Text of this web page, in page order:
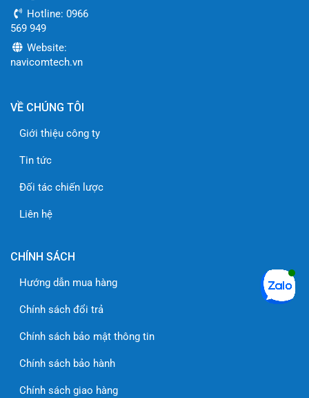
nét, ánh sáng hồng ngoại thông minh, và khả năng tương
thích với nhiều hệ thống giám sát khác nhau chắc chắn sẽ
đáp ứng mọi nhu cầu của bạn.
Hotline: 0966
569 949
Website:
navicomtech.vn
VỀ CHÚNG TÔI
Giới thiệu công ty
Tin tức
Đối tác chiến lược
Liên hệ
CHÍNH SÁCH
Hướng dẫn mua hàng
Chính sách đổi trả
Chính sách bảo mật thông tin
Chính sách bảo hành
Chính sách giao hàng